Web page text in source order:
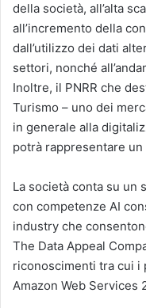
della società, all’alta
all’incremento della
dall’utilizzo dei dati
settori, nonché
Inoltre, il PNRR che
Turismo – uno dei
in generale alla
potrà rappresentare
La società conta su un
con competenze AI
industry che
The Data Appeal
riconoscimenti tra cui i
Amazon Web Services